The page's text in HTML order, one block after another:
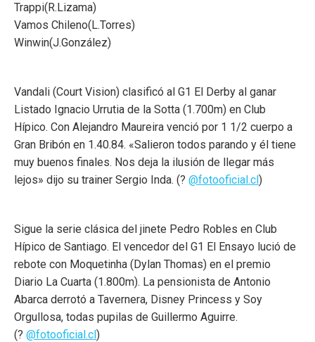
Trappi(R.Lizama)
Vamos Chileno(L.Torres)
Winwin(J.González)
Vandali (Court Vision) clasificó al G1 El Derby al ganar
Listado Ignacio Urrutia de la Sotta (1.700m) en Club
Hípico. Con Alejandro Maureira venció por 1 1/2 cuerpo a
Gran Bribón en 1.40.84. «Salieron todos parando y él tiene
muy buenos finales. Nos deja la ilusión de llegar más
lejos» dijo su trainer Sergio Inda. (? @fotooficial.cl)
Sigue la serie clásica del jinete Pedro Robles en Club
Hípico de Santiago. El vencedor del G1 El Ensayo lució de
rebote con Moquetinha (Dylan Thomas) en el premio
Diario La Cuarta (1.800m). La pensionista de Antonio
Abarca derrotó a Tavernera, Disney Princess y Soy
Orgullosa, todas pupilas de Guillermo Aguirre.
(? @fotooficial.cl)